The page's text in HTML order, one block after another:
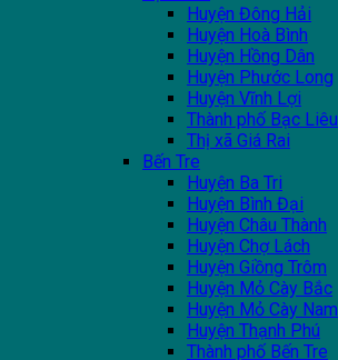
Huyện Đông Hải
Huyện Hoà Bình
Huyện Hồng Dân
Huyện Phước Long
Huyện Vĩnh Lợi
Thành phố Bạc Liêu
Thị xã Giá Rai
Bến Tre
Huyện Ba Tri
Huyện Bình Đại
Huyện Châu Thành
Huyện Chợ Lách
Huyện Giồng Trôm
Huyện Mỏ Cày Bắc
Huyện Mỏ Cày Nam
Huyện Thạnh Phú
Thành phố Bến Tre